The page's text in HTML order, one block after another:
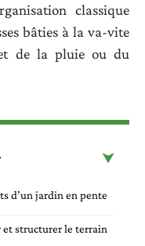
classique
bâties à la va-vite
de la pluie ou du
d’un jardin en pente
et structurer le terrain